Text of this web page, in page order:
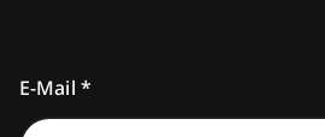
E-Mail *